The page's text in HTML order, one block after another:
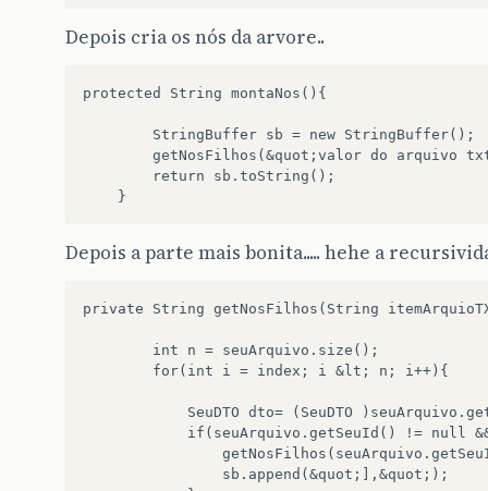
Depois cria os nós da arvore..
protected String montaNos(){
Depois a parte mais bonita..... hehe a
private String getNosFilhos(String